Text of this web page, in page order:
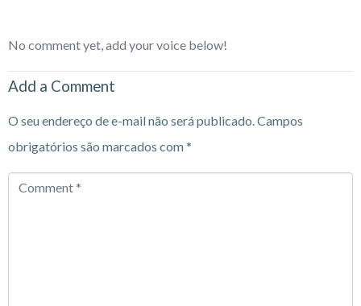
No comment yet, add your voice below!
Add a Comment
O seu endereço de e-mail não será publicado. Campos
obrigatórios são marcados com*
Comment